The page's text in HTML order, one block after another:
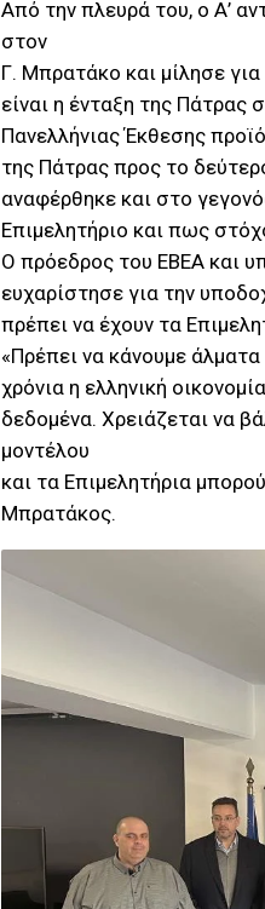
Από την πλευρά του, ο Α’
στον
Γ. Μπρατάκο και μίλησε
είναι η ένταξη της Πάτρας
Πανελλήνιας Έκθεσης
της Πάτρας προς το
αναφέρθηκε και στο
Επιμελητήριο και πως
Ο πρόεδρος του ΕΒΕΑ και
ευχαρίστησε για την
πρέπει να έχουν τα
«Πρέπει να κάνουμε
χρόνια η ελληνική
δεδομένα. Χρειάζεται να
μοντέλου
και τα Επιμελητήρια
Μπρατάκος.